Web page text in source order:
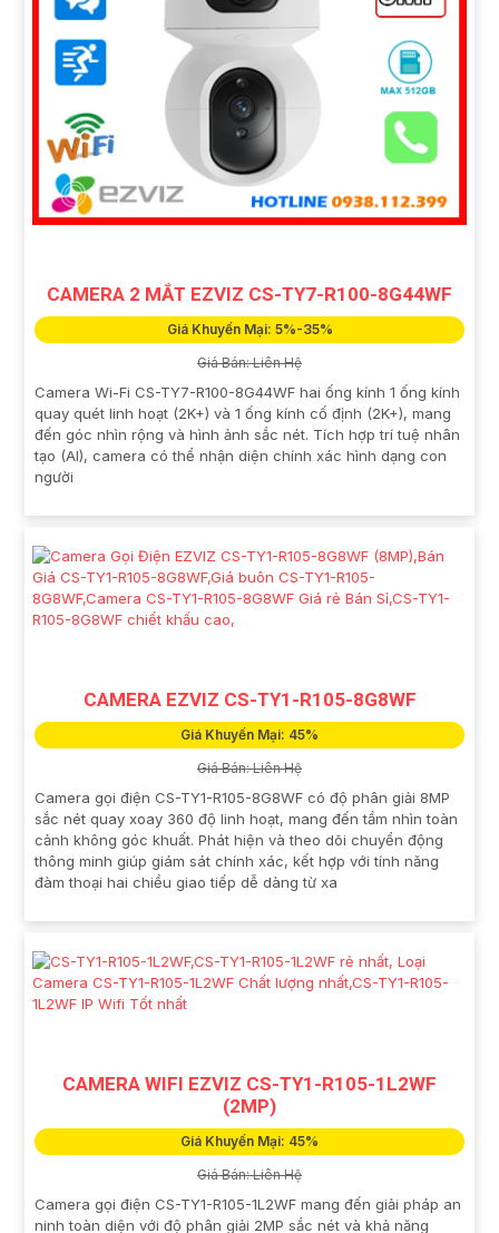
CAMERA 2 MẮT EZVIZ CS-TY7-R100-8G44WF
Giá Khuyến Mại: 5%-35%
Giá Bán: Liên Hệ
Camera Wi-Fi CS-TY7-R100-8G44WF hai ống kính 1 ống kính
quay quét linh hoạt (2K+) và 1 ống kính cố định (2K+), mang
đến góc nhìn rộng và hình ảnh sắc nét. Tích hợp trí tuệ nhân
tạo (AI), camera có thể nhận diện chính xác hình dạng con
người
CAMERA EZVIZ CS-TY1-R105-8G8WF
Giá Khuyến Mại: 45%
Giá Bán: Liên Hệ
Camera gọi điện CS-TY1-R105-8G8WF có độ phân giải 8MP
sắc nét quay xoay 360 độ linh hoạt, mang đến tầm nhìn toàn
cảnh không góc khuất. Phát hiện và theo dõi chuyển động
thông minh giúp giám sát chính xác, kết hợp với tính năng
đàm thoại hai chiều giao tiếp dễ dàng từ xa
CAMERA WIFI EZVIZ CS-TY1-R105-1L2WF
(2MP)
Giá Khuyến Mại: 45%
Giá Bán: Liên Hệ
Camera gọi điện CS-TY1-R105-1L2WF mang đến giải pháp an
ninh toàn diện với độ phân giải 2MP sắc nét và khả năng